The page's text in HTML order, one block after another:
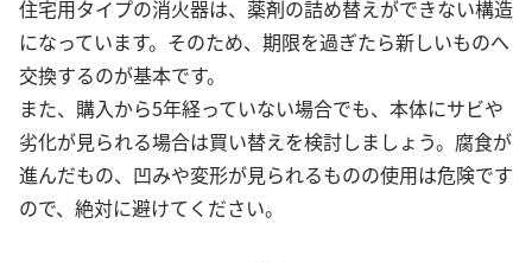
住宅用タイプの消火器は、薬剤の詰め替えができない構造
になっています。そのため、期限を過ぎたら新しいものへ
交換するのが基本です。
また、購入から5年経っていない場合でも、本体にサビや
劣化が見られる場合は買い替えを検討しましょう。腐食が
進んだもの、凹みや変形が見られるものの使用は危険です
ので、絶対に避けてください。